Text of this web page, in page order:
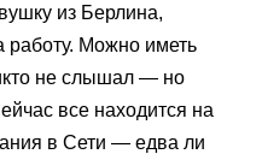
из Берлина,
работу. Можно иметь
не слышал — но
все находится на
в Сети — едва ли